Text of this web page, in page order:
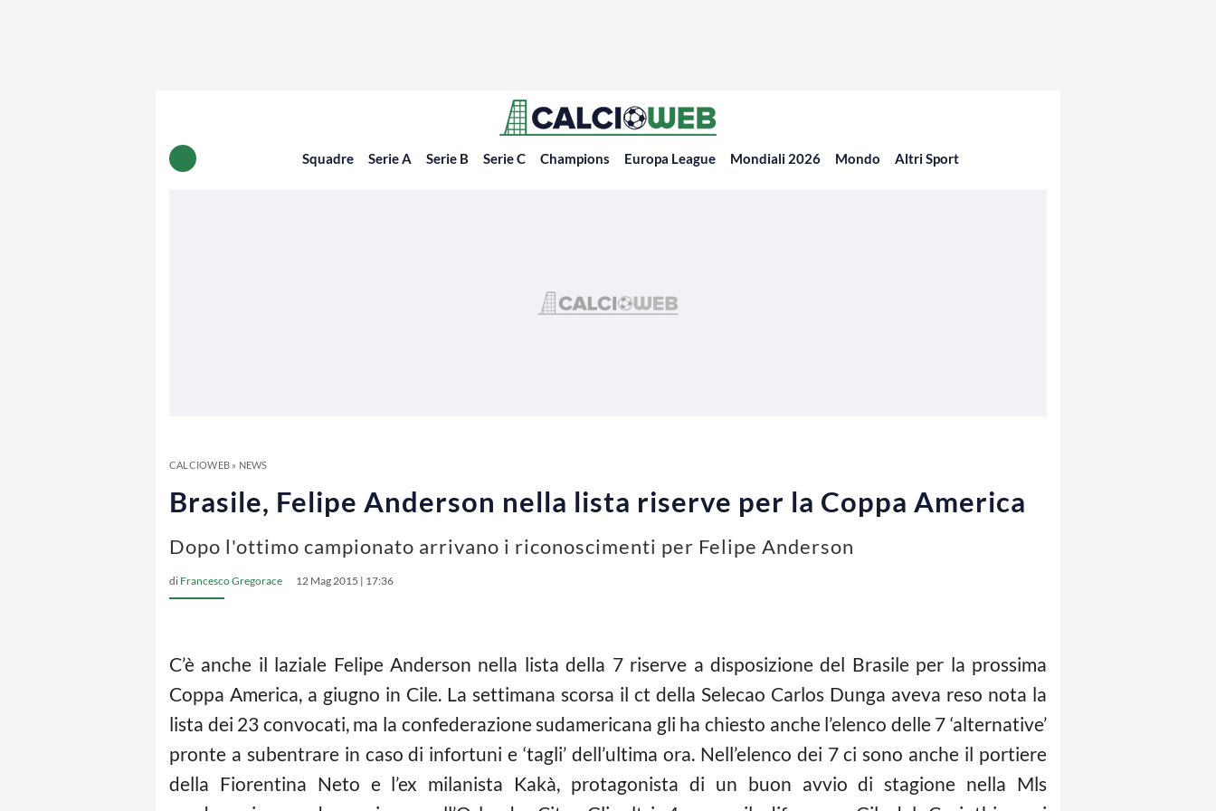
Squadre Serie A Serie B Serie C Champions Europa League Mondiali 2026 Mondo Altri Sport
CALCIOWEB» NEWS
Brasile, Felipe Anderson nella lista riserve per la Coppa America
Dopo l'ottimo campionato arrivano i riconoscimenti per Felipe Anderson
di Francesco Gregorace 12 Mag 2015 | 17:36
C’è anche il laziale Felipe Anderson nella lista della 7 riserve a disposizione del Brasile per la prossima
Coppa America, a giugno in Cile. La settimana scorsa il ct della Selecao Carlos Dunga aveva reso nota la
lista dei 23 convocati, ma la confederazione sudamericana gli ha chiesto anche l’elenco delle 7 ‘alternative’
pronte a subentrare in caso di infortuni e ‘tagli’ dell’ultima ora. Nell’elenco dei 7 ci sono anche il portiere
della Fiorentina Neto e l’ex milanista Kakà, protagonista di un buon avvio di stagione nella Mls